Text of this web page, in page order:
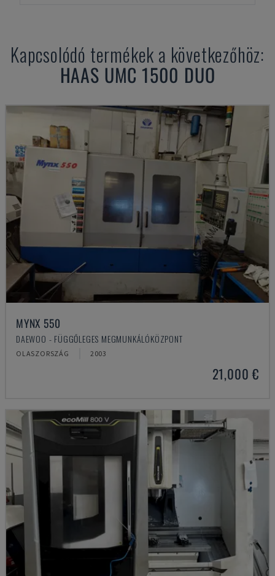
Kapcsolódó termékek a következőhöz:
HAAS UMC 1500 DUO
MYNX 550
DAEWOO - FÜGGŐLEGES MEGMUNKÁLÓKÖZPONT
OLASZORSZÁG 2003
21,000 €